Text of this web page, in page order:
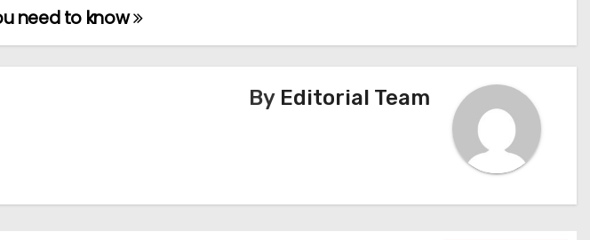
المقالات
Google ads paid advertising: All you need to know
By Editorial Team